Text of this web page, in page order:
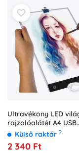
Ultravékony LED
rajzolóalátét A4 USB
táplálással
Külső raktár ?
2 340 Ft